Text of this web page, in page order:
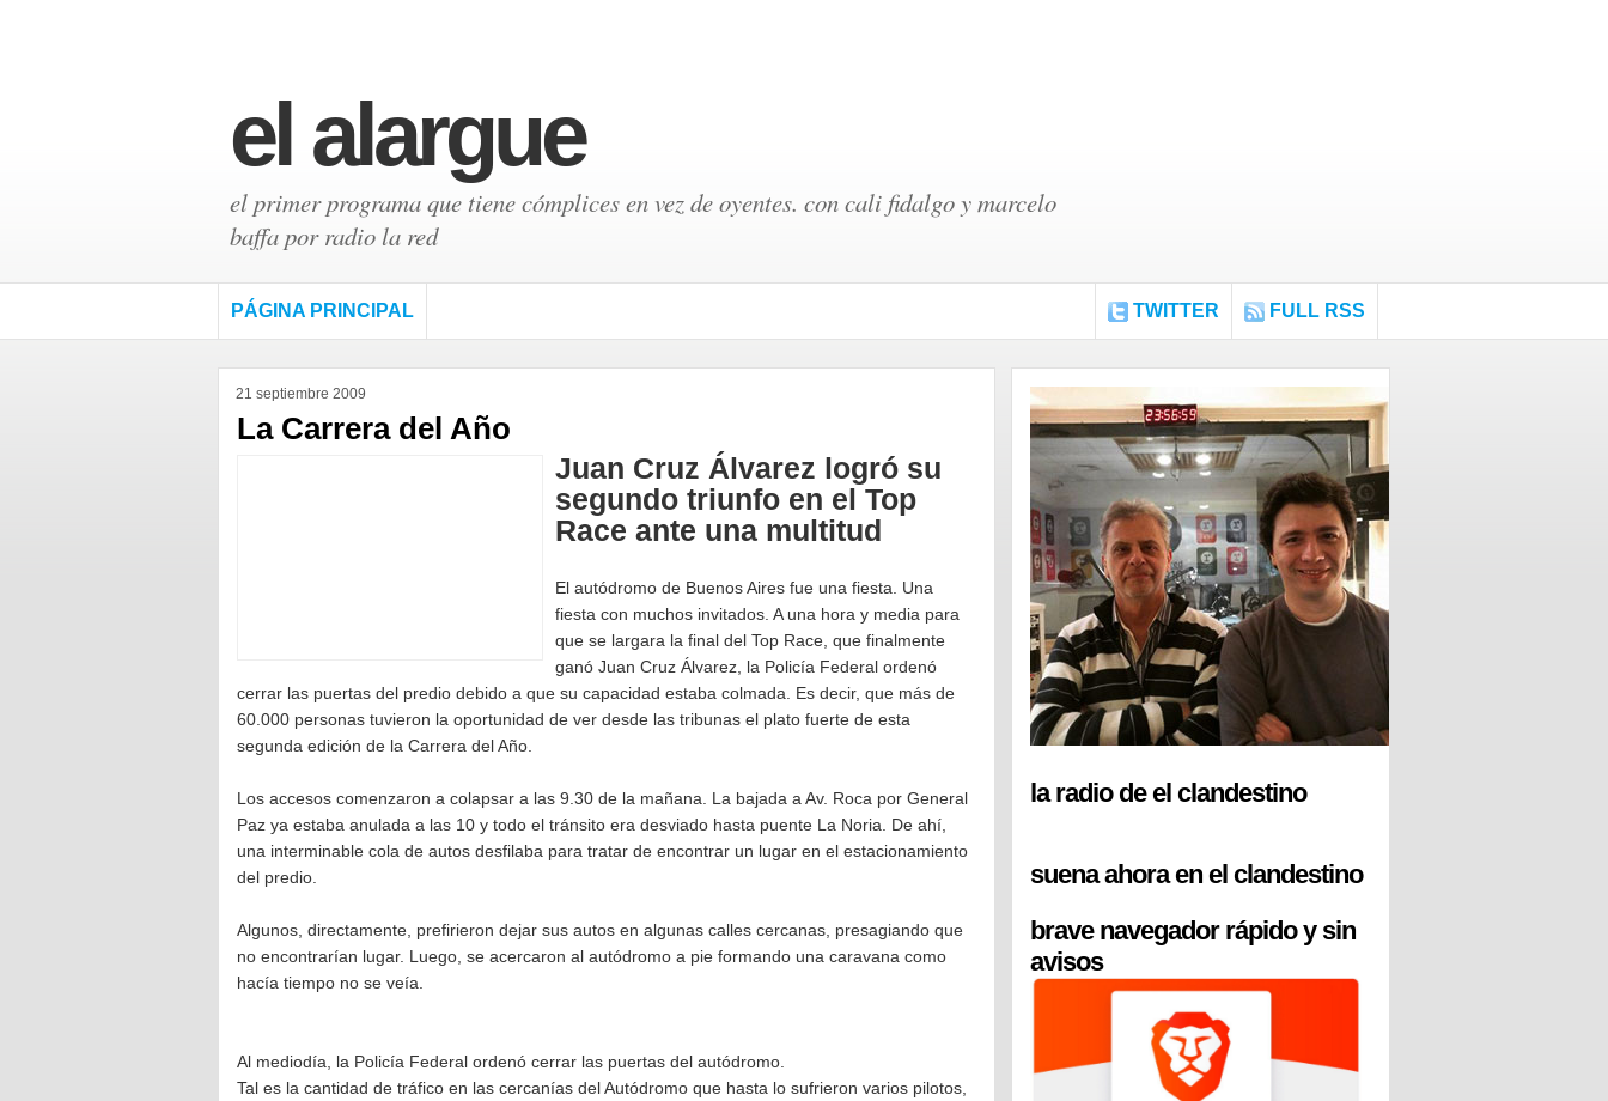
el alargue
el primer programa que tiene cómplices en vez de oyentes. con cali fidalgo y marcelo
baffa por radio la red
PÁGINA PRINCIPAL TWITTER FULL RSS
21 septiembre 2009
La Carrera del Año
Juan Cruz Álvarez logró su
segundo triunfo en el Top
Race ante una multitud
El autódromo de Buenos Aires fue una fiesta. Una
fiesta con muchos invitados. A una hora y media para
que se largara la final del Top Race, que finalmente
ganó Juan Cruz Álvarez, la Policía Federal ordenó
cerrar las puertas del predio debido a que su capacidad estaba colmada. Es decir, que más de
60.000 personas tuvieron la oportunidad de ver desde las tribunas el plato fuerte de esta
segunda edición de la Carrera del Año.
Los accesos comenzaron a colapsar a las 9.30 de la mañana. La bajada a Av. Roca por General
Paz ya estaba anulada a las 10 y todo el tránsito era desviado hasta puente La Noria. De ahí,
una interminable cola de autos desfilaba para tratar de encontrar un lugar en el estacionamiento
del predio.
Algunos, directamente, prefirieron dejar sus autos en algunas calles cercanas, presagiando que
no encontrarían lugar. Luego, se acercaron al autódromo a pie formando una caravana como
hacía tiempo no se veía.
Al mediodía, la Policía Federal ordenó cerrar las puertas del autódromo.
Tal es la cantidad de tráfico en las cercanías del Autódromo que hasta lo sufrieron varios pilotos,
la radio de el clandestino
suena ahora en el clandestino
brave navegador rápido y sin
avisos